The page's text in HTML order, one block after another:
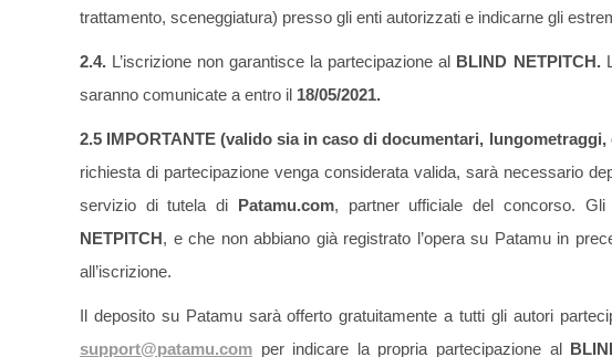
trattamento, sceneggiatura) presso gli enti autorizzati e indicarne gli
2.4. L’iscrizione non garantisce la partecipazione al BLIND NETPITCH.
saranno comunicate a entro il 18/05/2021.
2.5 IMPORTANTE (valido sia in caso di documentari,
richiesta di partecipazione venga considerata valida, sarà necessario
servizio di tutela di
Patamu.com, partner ufficiale del concorso.
NETPITCH , e che non abbiano già registrato l’opera su Patamu in
all’iscrizione.
Il deposito su Patamu sarà offerto gratuitamente a tutti gli autori
support@patamu.com per indicare la propria partecipazione al